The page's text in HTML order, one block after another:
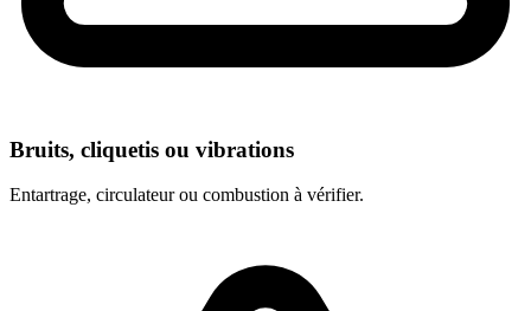
Bruits, cliquetis ou vibrations
Entartrage, circulateur ou combustion à vérifier.